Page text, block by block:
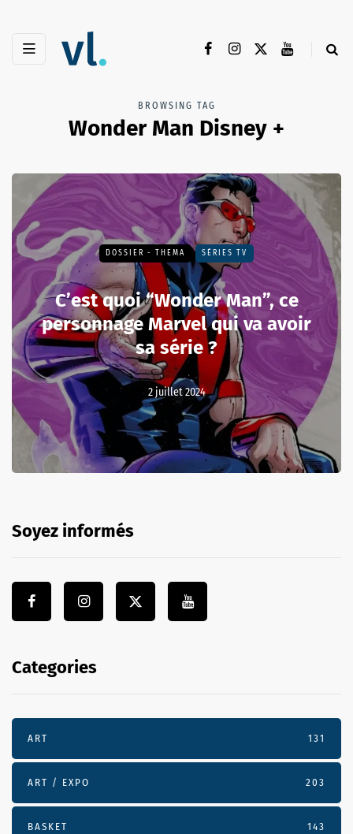
BROWSING TAG
Wonder Man Disney +
DOSSIER - THEMA SÉRIES TV
C’est quoi “Wonder Man”, ce
personnage Marvel qui va avoir
sa série ?
2 juillet 2024
Soyez informés
Categories
ART 131
ART / EXPO 203
BASKET 143